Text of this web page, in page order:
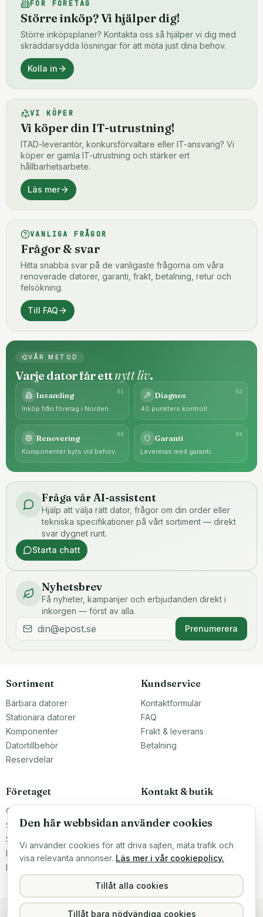
FÖR FÖRETAG
Större inköp? Vi hjälper dig!
Större inköpsplaner? Kontakta oss så hjälper vi dig med
skräddarsydda lösningar för att möta just dina behov.
Kolla in
VI KÖPER
Vi köper din IT-utrustning!
ITAD-leverantör, konkursförvaltare eller IT-ansvarig? Vi
köper er gamla IT-utrustning och stärker ert
hållbarhetsarbete.
Läs mer
VANLIGA FRÅGOR
Frågor & svar
Hitta snabba svar på de vanligaste frågorna om våra
renoverade datorer, garanti, frakt, betalning, retur och
felsökning.
Till FAQ
VÅR METOD
Varje dator får ettnytt liv.
01
Insamling
Inköp från företag i Norden.
02
Diagnos
40 punkters kontroll.
03
Renovering
Komponenter byts vid behov.
04
Garanti
Levereras med garanti.
Fråga vår AI-assistent
Hjälp att välja rätt dator, frågor om din order eller
tekniska specifikationer på vårt sortiment — direkt
svar dygnet runt.
Starta chatt
Nyhetsbrev
Få nyheter, kampanjer och erbjudanden direkt i
inkorgen — först av alla.
Prenumerera
Sortiment
Bärbara datorer
Stationära datorer
Komponenter
Datortillbehör
Reservdelar
Kundservice
Kontaktformulär
FAQ
Frakt & leverans
Betalning
Företaget
Om oss
Större inköp?
Sälj till oss
Köpvillkor
Integritetspolicy
Kontakt & butik
Malmö, Sverige
ÖPPETTIDER
Mån–Fre 10–16
Hitta hit →
Den här webbsidan använder cookies
Vi använder cookies för att driva sajten, mäta trafik och
visa relevanta annonser. Läs mer i vår cookiepolicy.
Tillåt alla cookies
Tillåt bara nödvändiga cookies